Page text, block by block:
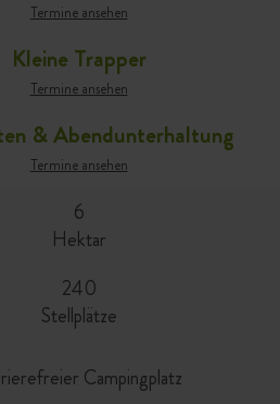
Termine ansehen
Kleine Trapper
Termine ansehen
& Abendunterhaltung
Termine ansehen
6
Hektar
240
Stellplätze
Campingplatz